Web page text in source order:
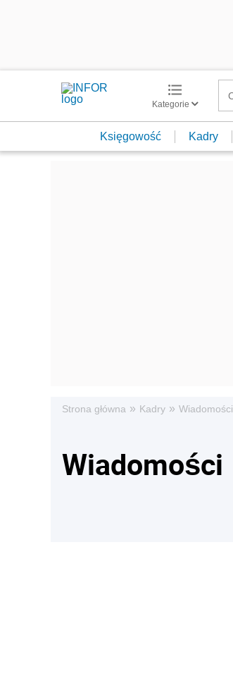
Kategorie
Księgowość Kadry
Strona główna » Kadry » Wiadomości
Wiadomości